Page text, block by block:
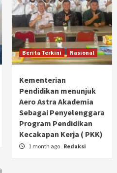
Berita Terkini Nasional
Kementerian
Pendidikan menunjuk
Aero Astra Akademia
Sebagai Penyelenggara
Program Pendidikan
Kecakapan Kerja ( PKK)
1 month ago Redaksi